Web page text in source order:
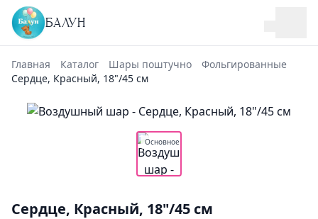
БАЛУН
Главная Каталог Шары поштучно
Фольгированные
Сердце, Красный, 18"/45 см
Основное
Сердце, Красный, 18"/45 см